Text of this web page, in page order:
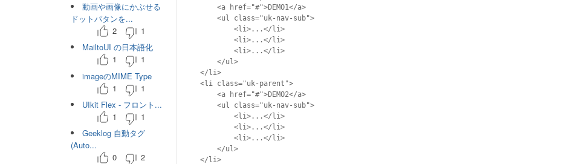
動画や画像にかぶせる
ドットパタンを...
2
1
MailtoUI の日本語化
1
1
imageのMIME Type
1
1
UIkit Flex - フロント...
1
1
Geeklog 自動タグ
(Auto...
0
2